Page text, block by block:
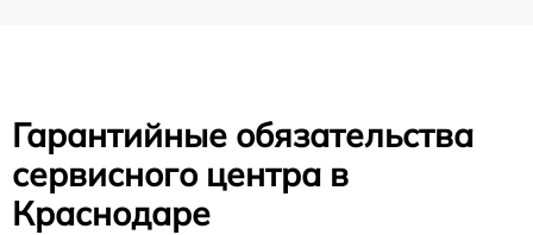
Гарантийные обязательства
сервисного центра в
Краснодаре